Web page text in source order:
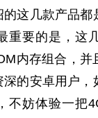
的这几款产品都
重要的是，这
内存组合，并
的安卓用户，
不妨体验一把